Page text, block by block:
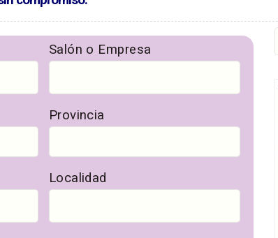
Salón o Empresa
Provincia
Localidad